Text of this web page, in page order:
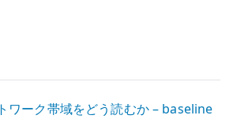
ワーク帯域をどう読むか – baseline